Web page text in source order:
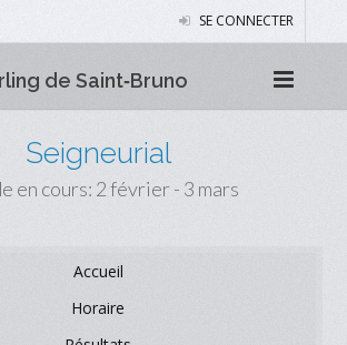
SE CONNECTER
de Saint‑Bruno
Seigneurial
en cours: 2 février - 3 mars
Accueil
Horaire